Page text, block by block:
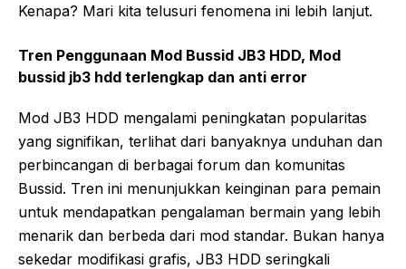
Kenapa? Mari kita telusuri fenomena ini lebih lanjut.
Tren Penggunaan Mod Bussid JB3 HDD, Mod
bussid jb3 hdd terlengkap dan anti error
Mod JB3 HDD mengalami peningkatan popularitas
yang signifikan, terlihat dari banyaknya unduhan dan
perbincangan di berbagai forum dan komunitas
Bussid. Tren ini menunjukkan keinginan para pemain
untuk mendapatkan pengalaman bermain yang lebih
menarik dan berbeda dari mod standar. Bukan hanya
sekedar modifikasi grafis, JB3 HDD seringkali